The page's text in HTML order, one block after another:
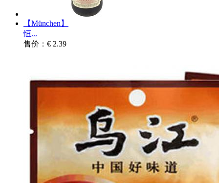
【München】
恒...
售价：€ 2.39